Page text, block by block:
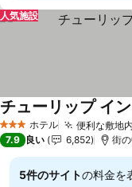
人気施設
3 ホテルのランク
ホテル 便利な敷地
チューリップ イ
7.9 良い 6,852 街
5件のサイトの料金を